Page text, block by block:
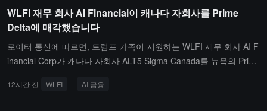
식과 경쟁하는 것은 논리적으로 모순되기 때문입니다. "모든 가치는
HOOD 주식으로 유도해야 합니다."
하고 있습니다.BIP-110은 약 1년의 유효 기간 동안 7개의 합의 제한
을 추가할 계획인 임시 소프트 포크 제안으로, 새로운 스크립트 공개
키 길이 제한, 일부 푸시 데이터 및 증인 항목 크기 제한, 일부 Taproo
t 확장 경로 비활성화 등을 포함하여 거래에 삽입할 수 있는 임의의
비지급 데이터(예: 명문 룬 등)를 대폭 줄여 노드의 부담을 경감하고
도록 합니다.
WLFI 재무 회사 AI Financial이 캐나다 자회사를 Prime
Delta에 매각했습니다
로이터 통신에 따르면, 트럼프 가족이 지원하는 WLFI 재무 회사 AI F
inancial Corp가 캐나다 자회사 ALT5 Sigma Canada를 뉴욕의 Prim
되어 있으며, 그 중 100만 달러는 다음 주에 만기가 되고 나머지는 분
12시간 전 WLFI AI 금융